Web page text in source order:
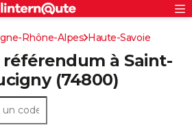
Rechercher
S'inscrire
Connexion
Rhône-Alpes Haute-Savoie
à Saint-
(74800)